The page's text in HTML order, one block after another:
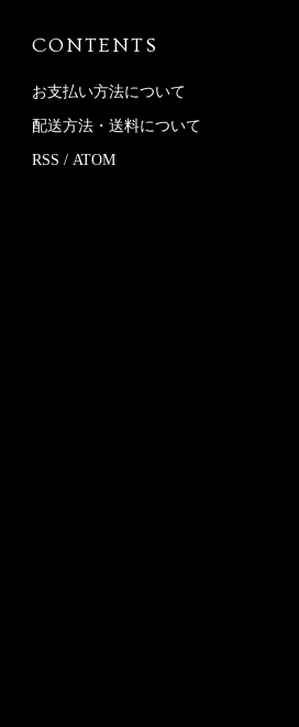
CONTENTS
お支払い方法について
配送方法・送料について
RSS / ATOM